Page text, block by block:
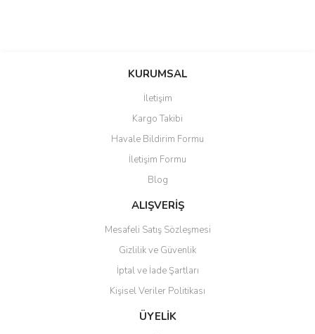
KURUMSAL
İletişim
Kargo Takibi
Havale Bildirim Formu
İletişim Formu
Blog
ALIŞVERİŞ
Mesafeli Satış Sözleşmesi
Gizlilik ve Güvenlik
İptal ve İade Şartları
Kişisel Veriler Politikası
ÜYELİK